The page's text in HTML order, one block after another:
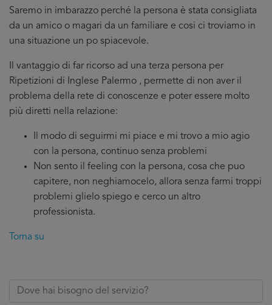
Saremo in imbarazzo perché la persona è stata consigliata
da un amico o magari da un familiare e cosi ci troviamo in
una situazione un po spiacevole.
Il vantaggio di far ricorso ad una terza persona per
Ripetizioni di Inglese Palermo , permette di non aver il
problema della rete di conoscenze e poter essere molto
più diretti nella relazione:
Il modo di seguirmi mi piace e mi trovo a mio agio
con la persona, continuo senza problemi
Non sento il feeling con la persona, cosa che puo
capitere, non neghiamocelo, allora senza farmi troppi
problemi glielo spiego e cerco un altro
professionista.
Torna su